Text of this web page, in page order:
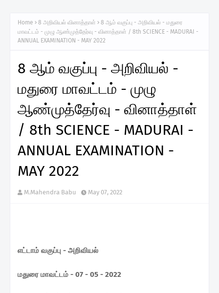
Home 8 அறிவியல் வினாத்தாள்
8 ஆம் வகுப்பு - அறிவியல் - மதுரை
மாவட்டம் - முழு ஆண்முத்தேர்வு - வினாத்தாள் / 8th SCIENCE - MADURAI -
ANNUAL EXAMINATION - MAY 2022
8 ஆம் வகுப்பு - அறிவியல் -
மதுரை மாவட்டம் - முழு
ஆண்முத்தேர்வு - வினாத்தாள்
/ 8th SCIENCE - MADURAI -
ANNUAL EXAMINATION -
MAY 2022
M.Mahendra Babu May 07, 2022
எட்டாம் வகுப்பு - அறிவியல்
மதுரை மாவட்டம் - 07 - 05 - 2022